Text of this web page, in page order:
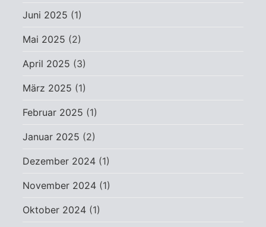
Juni 2025 (1)
Mai 2025 (2)
April 2025 (3)
März 2025 (1)
Februar 2025 (1)
Januar 2025 (2)
Dezember 2024 (1)
November 2024 (1)
Oktober 2024 (1)